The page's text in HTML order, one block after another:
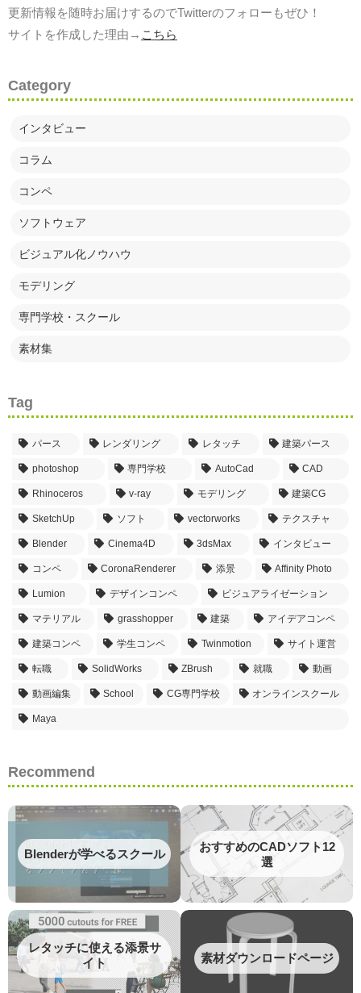
更新情報を随時お届けするのでTwitterのフォローもぜひ！
サイトを作成した理由→ こちら
Category
インタビュー
コラム
コンペ
ソフトウェア
ビジュアル化ノウハウ
モデリング
専門学校・スクール
素材集
Tag
パース レンダリング レタッチ 建築パース
photoshop 専門学校 AutoCad CAD
Rhinoceros v-ray モデリング 建築CG
SketchUp ソフト vectorworks テクスチャ
Blender Cinema4D 3dsMax インタビュー
コンペ CoronaRenderer 添景 Affinity Photo
Lumion デザインコンペ ビジュアライゼーション
マテリアル grasshopper 建築 アイデアコンペ
建築コンペ 学生コンペ Twinmotion サイト運営
転職 SolidWorks ZBrush 就職 動画
動画編集 School CG専門学校 オンラインスクール
Maya
Recommend
Blenderが学べるスクール
おすすめのCADソフト12
選
レタッチに使える添景サ
イト
素材ダウンロードページ